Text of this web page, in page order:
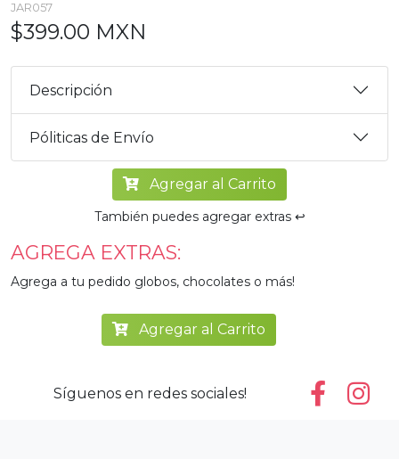
JAR057
$399.00 MXN
Descripción
Póliticas de Envío
Agregar al Carrito
También puedes agregar extras ↩️
AGREGA EXTRAS:
Agrega a tu pedido globos, chocolates o más!
Agregar al Carrito
Síguenos en redes sociales!